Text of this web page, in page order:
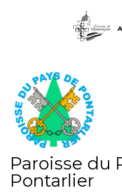
Paroisse du
Pontarlier